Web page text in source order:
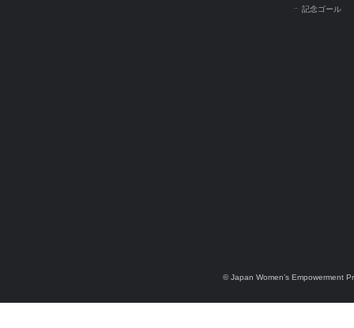
記念ゴール
© Japan Women’s Empowerment